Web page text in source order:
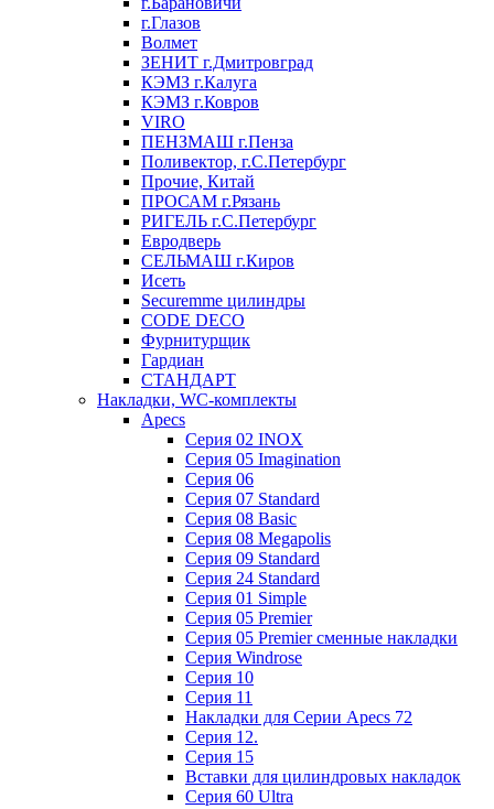
г.Глазов
Волмет
ЗЕНИТ г.Дмитровград
КЭМЗ г.Калуга
КЭМЗ г.Ковров
VIRO
ПЕНЗМАШ г.Пенза
Поливектор, г.С.Петербург
Прочие, Китай
ПРОСАМ г.Рязань
РИГЕЛЬ г.С.Петербург
Евродверь
СЕЛЬМАШ г.Киров
Исеть
Securemme цилиндры
CODE DECO
Фурнитурщик
Гардиан
СТАНДАРТ
Накладки, WC-комплекты
Apecs
Cерия 02 INOX
Cерия 05 Imagination
Cерия 06
Cерия 07 Standard
Cерия 08 Basic
Cерия 08 Megapolis
Cерия 09 Standard
Cерия 24 Standard
Серия 01 Simple
Серия 05 Premier
Серия 05 Premier сменные накладки
Cерия Windrose
Серия 10
Серия 11
Накладки для Серии Apecs 72
Серия 12.
Серия 15
Вставки для цилиндровых накладок
Серия 60 Ultra